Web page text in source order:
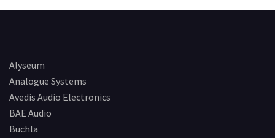
Alyseum
Analogue Systems
Avedis Audio Electronics
BAE Audio
Buchla